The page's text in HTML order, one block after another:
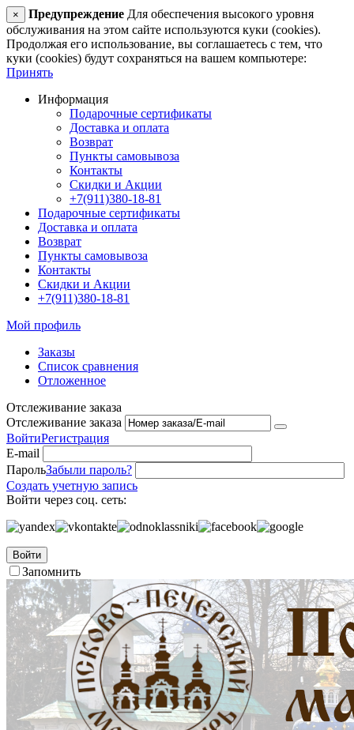
× Предупреждение Для обеспечения высокого уровня
обслуживания на этом сайте используются куки (cookies).
Продолжая его использование, вы соглашаетесь с тем, что
куки (cookies) будут сохраняться на вашем компьютере:
Принять
Информация
Подарочные сертификаты
Доставка и оплата
Возврат
Пункты самовывоза
Контакты
Скидки и Акции
+7(911)380-18-81
Подарочные сертификаты
Доставка и оплата
Возврат
Пункты самовывоза
Контакты
Скидки и Акции
+7(911)380-18-81
Мой профиль
Заказы
Список сравнения
Отложенное
Отслеживание заказа
Отслеживание заказа
ВойтиРегистрация
E-mail
ПарольЗабыли пароль?
Создать учетную запись
Войти через соц. сеть:
Войти
Запомнить